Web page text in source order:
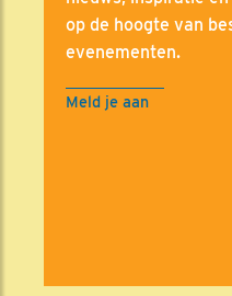
op de hoogte van
evenementen.
Meld je aan